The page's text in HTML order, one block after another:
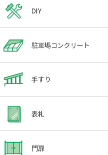
DIY
駐車場コンクリート
手すり
表札
門扉